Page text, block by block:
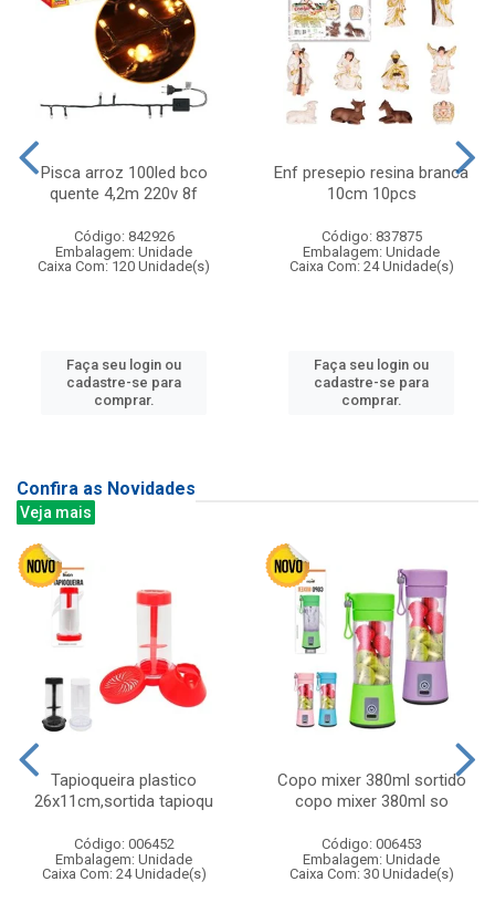
Pisca arroz 100led bco
quente 4,2m 220v 8f
Código: 842926
Embalagem: Unidade
Caixa Com: 120 Unidade(s)
Faça seu login ou
cadastre-se para
comprar.
Enf presepio resina branca
10cm 10pcs
Código: 837875
Embalagem: Unidade
Caixa Com: 24 Unidade(s)
Faça seu login ou
cadastre-se para
comprar.
Confira as Novidades
Veja mais
Tapioqueira plastico
26x11cm,sortida tapioqu
Código: 006452
Embalagem: Unidade
Caixa Com: 24 Unidade(s)
Copo mixer 380ml sortido
copo mixer 380ml so
Código: 006453
Embalagem: Unidade
Caixa Com: 30 Unidade(s)